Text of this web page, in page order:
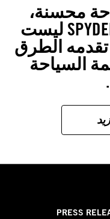
محسنة،
وتخزين إضافي، SPYDER RT ليست
تقدمه الطرق
السياحة
PRESS